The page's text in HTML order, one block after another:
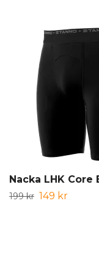
Nacka LHK
199 kr 149 kr